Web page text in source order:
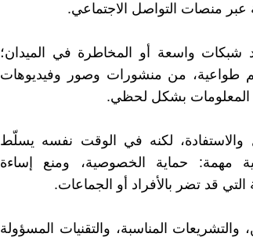
عبر منصات التواصل الاجتماعي.
شبكات واسعة أو المخاطرة في الميدان؛
طواعية، من منشورات وصور وفيديوهات
المعلومات بشكل لحظي.
والاستفادة، لكنه في الوقت نفسه يسلّط
مهمة: حماية الخصوصية، ومنع إساءة
التي قد تضر بالأفراد أو الجماعات.
المناسبة، والتقنيات المسؤولة